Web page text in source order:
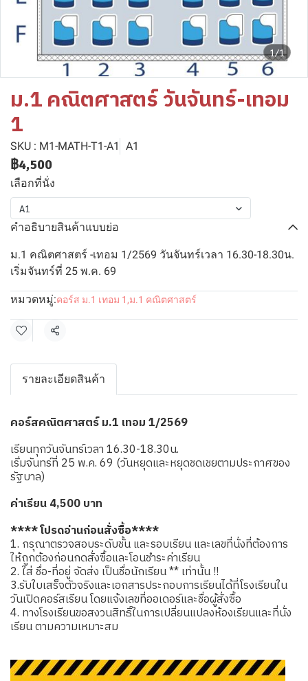
1/1
ม.1 คณิตศาสตร์ วันจันทร์-เทอม
1
SKU : M1-MATH-T1-A1 A1
฿4,500
เลือกที่นั่ง
A1
คำอธิบายสินค้าแบบย่อ
ม.1 คณิตศาสตร์ -เทอม 1/2569 วันจันทร์เวลา 16.30-18.30น.
เริ่มจันทร์ที่ 25 พ.ค. 69
หมวดหมู่:คอร์ส ม.1 เทอม 1 ,ม.1 คณิตศาสตร์
แชร์
รายละเอียดสินค้า
คอร์สคณิตศาสตร์ ม.1 เทอม 1/2569
เรียนทุกวันจันทร์เวลา 16.30-18.30น.
เริ่มจันทร์ที่ 25 พ.ค. 69 (วันหยุดและหยุดชดเชยตามประกาศของ
รัฐบาล)
ค่าเรียน 4,500 บาท
**** โปรดอ่านก่อนสั่งซื้อ****
1. กรุณาตรวจสอบระดับชั้น และรอบเรียน และเลขที่นั่งที่ต้องการ
ให้ถูกต้องก่อนกดสั่งซื้อและโอนชำระค่าเรียน
2. ใส่ ชื่อ-ที่อยู่ จัดส่ง เป็นชื่อนักเรียน ** เท่านั้น !!
3.รับใบเสร็จตัวจริงและเอกสารประกอบการเรียนได้ที่โรงเรียนใน
วันเปิดคอร์สเรียน โดยแจ้งเลขที่ออเดอร์และชื่อผู้สั่งซื้อ
4. ทางโรงเรียนขอสงวนสิทธิ์ในการเปลี่ยนแปลงห้องเรียนและที่นั่ง
เรียน ตามความเหมาะสม